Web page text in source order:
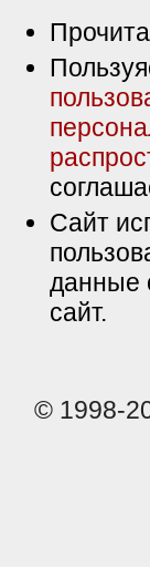
Сайт
данные
сайт.
© 1998-